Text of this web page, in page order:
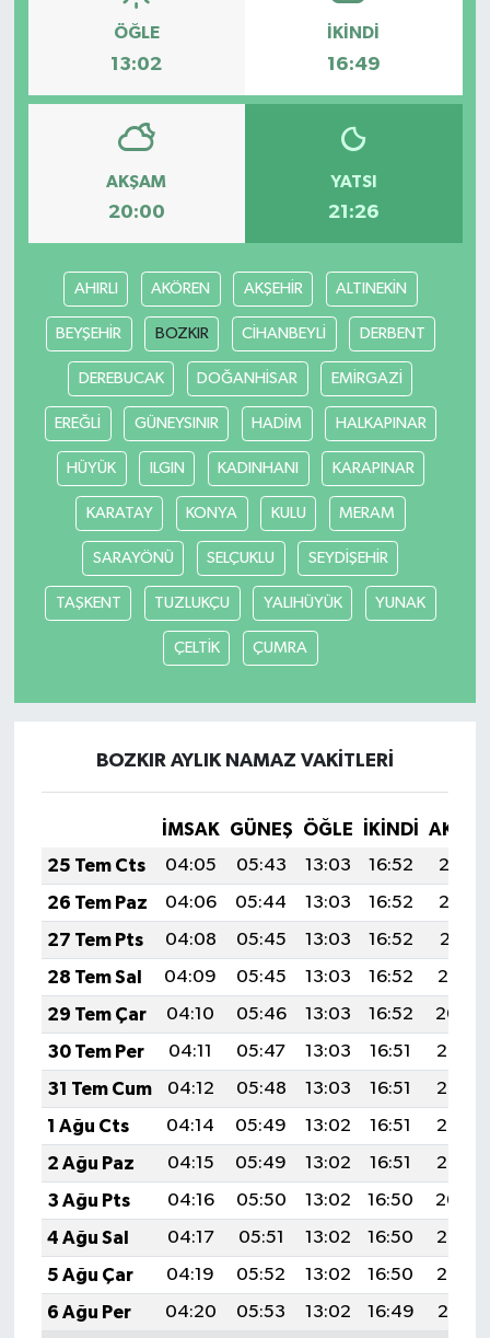
ÖĞLE
13:02
İKINDI
16:49
AKŞAM
20:00
YATSI
21:26
AHIRLI AKÖREN AKŞEHİR ALTINEKİN
BEYŞEHİR BOZKIR CİHANBEYLİ DERBENT
DEREBUCAK DOĞANHİSAR EMİRGAZİ
EREĞLİ GÜNEYSINIR HADİM HALKAPINAR
HÜYÜK ILGIN KADINHANI KARAPINAR
KARATAY KONYA KULU MERAM
SARAYÖNÜ SELÇUKLU SEYDİŞEHİR
TAŞKENT TUZLUKÇU YALIHÜYÜK YUNAK
ÇELTİK ÇUMRA
BOZKIR AYLIK NAMAZ VAKITLERI
İMSAK GÜNEŞ ÖĞLE İKINDI
25 Tem Cts
04:05 05:43 13:03 16:52
20:12
26 Tem Paz
04:06 05:44 13:03 16:52
20:12
27 Tem Pts
04:08 05:45 13:03 16:52
20:11
28 Tem Sal
04:09 05:45 13:03 16:52
20:10
29 Tem Çar
04:10 05:46 13:03 16:52
20:09
30 Tem Per
04:11 05:47 13:03 16:51
20:08
31 Tem Cum
04:12 05:48 13:03 16:51
20:07
1 Ağu Cts
04:14 05:49 13:02 16:51
20:06
2 Ağu Paz
04:15 05:49 13:02 16:51
20:05
3 Ağu Pts
04:16 05:50 13:02 16:50
20:04
4 Ağu Sal
04:17 05:51 13:02 16:50
20:03
5 Ağu Çar
04:19 05:52 13:02 16:50
20:02
6 Ağu Per
04:20 05:53 13:02 16:49
20:01